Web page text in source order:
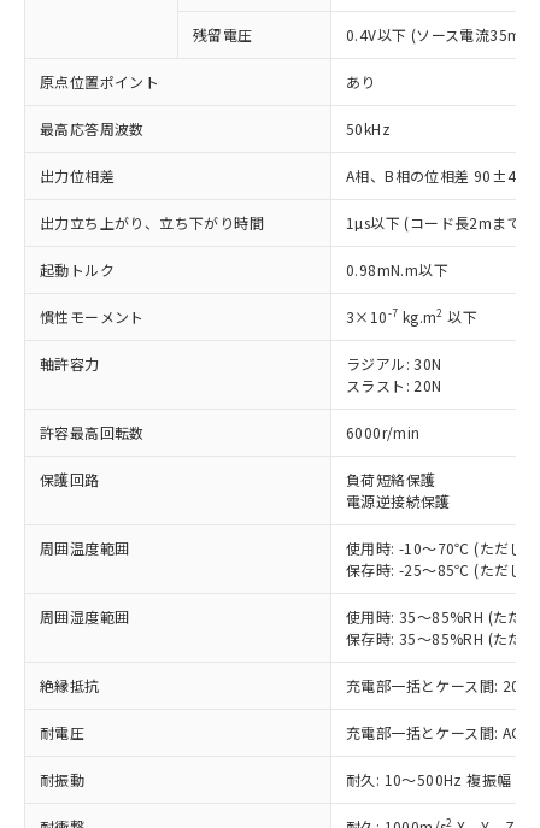
残留電圧 0.4V以下 (ソース電流35mA
原点位置ポイント あり
最高応答周波数 50kHz
出力位相差 A相、B相の位相差
出力立ち上がり、立ち下がり時間 1µs以下 (コード長2mまで
起動トルク 0.98mN.m以下
慣性モーメント 3×10-7 kg.m2 以下
軸許容力
ラジアル: 30N
スラスト: 20N
許容最高回転数 6000r/min
保護回路
負荷短絡保護
電源逆接続保護
周囲温度範囲
使用時: -10～70℃ (ただし
保存時: -25～85℃ (ただし
周囲湿度範囲
使用時: 35～85%RH (ただ
保存時: 35～85%RH (ただ
絶縁抵抗 充電部一括とケース間:
耐電圧 充電部一括とケース間:
耐振動 耐久: 10～500Hz 複振幅
2
ご利用条件
以下の条件をお読みいただき、同意のうえ
本サービスは、当社制御機器事業取扱
商品の当社在庫状況および標準価格
(税抜)を提供させていただくもので
当社制御機器事業取扱商品の中には、
本サービスの対象外となる商品もある
ことをご了承ください。
在庫状況および標準価格照会結果は、
記載している更新日時点での社内デー
タに基づき作成されるものであり、閲
覧された時点での実際の在庫および標
準価格とは異なる場合があることをご
※1 対応状況
対応済み：EU RoHS指令（10物質）の
非含有に対応した製品が提供可能な商品で
す。
対応予定：EU RoHS指令（10物質）の非含
有に対応した製品に切り替える予定のある
対応予定なし：EU RoHS指令（10物質）の
非含有に非対応の商品で、対応品を出す予
調査・確認中：EU RoHS指令（10物質）の
非含有の対応状況を調査中または確認中の
商品です。
非該当品：ライセンス料など無形物で、有
害物質有無と関係のない商品です。
仕入先様の事情により、非含有部品として
いたものが、含有品と判明した場合などや
むを得ず変更することがあります。
鉛(Pb) 1000ppm以下、 水銀(Hg) 1000ppm以下、 カド
六価クロム(Cr(Ⅵ)) 1000ppm以下、ポリ臭化ビフェニル
類(PBB) 1000ppm以下、ポリ臭化ジフェニルエーテル類
「○」：最大均質材料含有率が中国RoHSの
基準値以下であることを示します。
「×」：最大均質材料含有率が中国RoHSの
基準値を超えていることを示します。
「－」：未確認です。当社販売部門へお問
い合わせください。
*中国RoHS10物質の基準値 (GB/T26572)：
Pb(鉛) :1000ppm、 Hg(水銀) : 1000ppm、 Cd(カドミウ
当社は、これら貴社製品のうち、外国
為替および外国貿易法に定める商品
（以下｢規制貨物等」という）を輸出
または国外への提供する場合は、日本
国政府の輸出許可(または役務取引許
可)を取得するなどの必要な手続きを
一定数以上の在庫あり